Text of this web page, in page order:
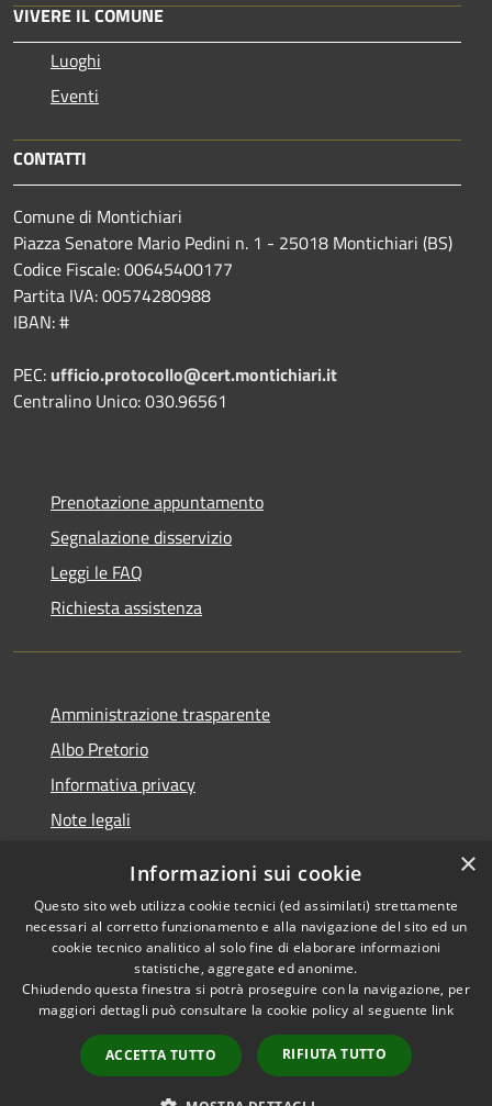
VIVERE IL COMUNE
Luoghi
Eventi
CONTATTI
Comune di Montichiari
Piazza Senatore Mario Pedini n. 1 - 25018 Montichiari (BS)
Codice Fiscale: 00645400177
Partita IVA: 00574280988
IBAN: #
PEC: ufficio.protocollo@cert.montichiari.it
Centralino Unico: 030.96561
Prenotazione appuntamento
Segnalazione disservizio
Leggi le FAQ
Richiesta assistenza
Amministrazione trasparente
Albo Pretorio
Informativa privacy
Note legali
Whisteblowing
RSS
Accessibilità
Copyright © 2026 • Comune di
Municipium•
Accesso
redazione
×
Informazioni sui cookie
Questo sito web utilizza cookie tecnici (ed assimilati) strettamente
necessari al corretto funzionamento e alla navigazione del sito ed un
cookie tecnico analitico al solo fine di elaborare informazioni
statistiche, aggregate ed anonime.
Chiudendo questa finestra si potrà proseguire con la navigazione, per
maggiori dettagli può consultare la cookie policy al seguente link
ACCETTA TUTTO RIFIUTA TUTTO